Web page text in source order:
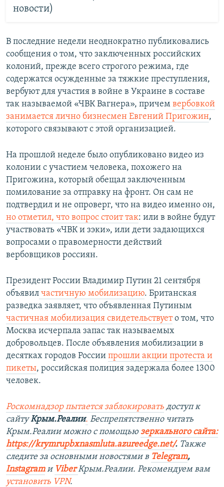
новости)
В последние недели неоднократно публиковались
сообщения о том, что заключенных российских
колоний, прежде всего строгого режима, где
содержатся осужденные за тяжкие преступления,
вербуют для участия в войне в Украине в составе
так называемой «ЧВК Вагнера», причем вербовкой
занимается лично бизнесмен Евгений Пригожин,
которого связывают с этой организацией.
На прошлой неделе было опубликовано видео из
колонии с участием человека, похожего на
Пригожина, который обещал заключенным
помилование за отправку на фронт. Он сам не
подтвердил и не опроверг, что на видео именно он,
но отметил, что вопрос стоит так: или в войне будут
участвовать «ЧВК и зэки», или дети задающихся
вопросами о правомерности действий
вербовщиков россиян.
Президент России Владимир Путин 21 сентября
объявил частичную мобилизацию. Британская
разведка заявляет, что объявленная Путиным
частичная мобилизация свидетельствуето том, что
Москва исчерпала запас так называемых
добровольцев. После объявления мобилизации в
десятках городов России прошли акции протеста и
пикеты, российская полиция задержала более 1300
человек.
Роскомнадзор пытается заблокировать доступ к
сайтуКрым.Реалии. Беспрепятственно читать
Крым.Реалии можно с помощью зеркального сайта:
https://krymrupbxnasmluta.azureedge.net/. ​ Также
следите за основными новостями в Telegram,
Instagram и ViberКрым.Реалии. Рекомендуем вам
установить VPN.